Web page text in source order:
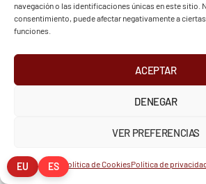
navegación o las identificaciones únicas en este sitio.
consentimiento, puede afectar negativamente a
funciones.
ACEPTAR
DENEGAR
VER PREFERENCIAS
Política de CookiesPolítica de
Política de Privacidad
INSTAGRAM X FACEBOOK
EU ES